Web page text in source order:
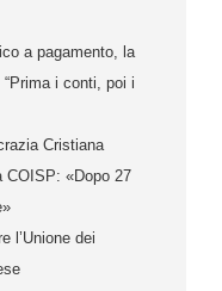
a pagamento, la
i conti, poi i
Cristiana
COISP: «Dopo 27
l’Unione dei